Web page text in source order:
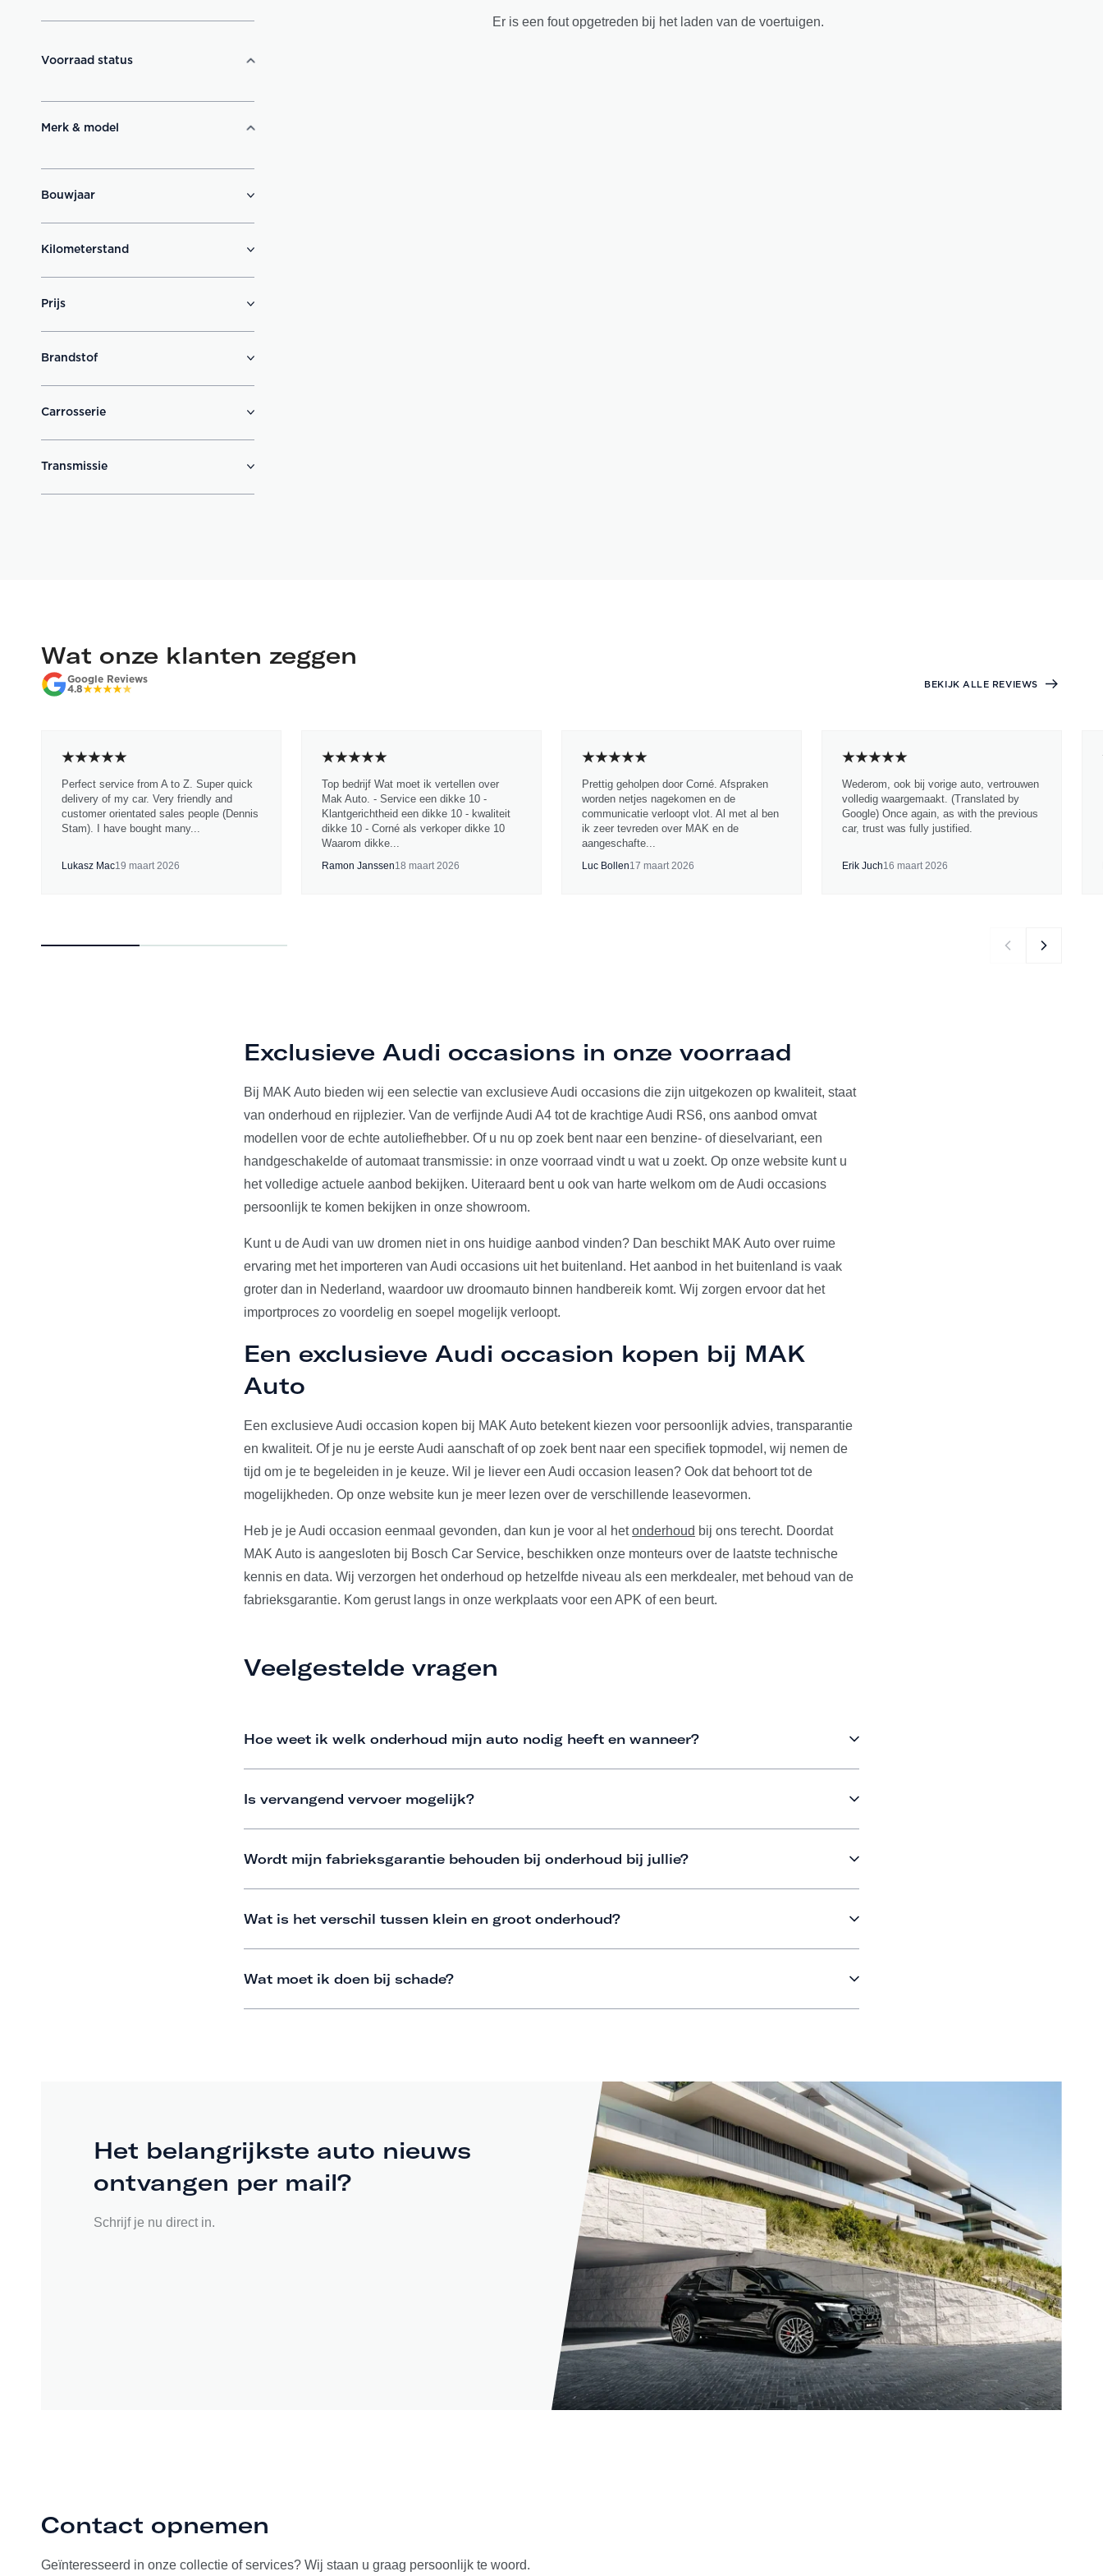
Voorraad status
Merk & model
Bouwjaar
Kilometerstand
Prijs
Brandstof
Carrosserie
Transmissie
Er is een fout opgetreden bij het laden van de voertuigen.
Wat onze klanten zeggen
Google Reviews
4.8
BEKIJK ALLE REVIEWS
Perfect service from A to Z. Super quick
delivery of my car. Very friendly and
customer orientated sales people (Dennis
Stam). I have bought many...
Lukasz Mac19 maart 2026
Top bedrijf Wat moet ik vertellen over
Mak Auto. - Service een dikke 10 -
Klantgerichtheid een dikke 10 - kwaliteit
dikke 10 - Corné als verkoper dikke 10
Waarom dikke...
Ramon Janssen18 maart 2026
Prettig geholpen door Corné. Afspraken
worden netjes nagekomen en de
communicatie verloopt vlot. Al met al ben
ik zeer tevreden over MAK en de
aangeschafte...
Luc Bollen17 maart 2026
Wederom, ook bij vorige auto, vertrouwen
volledig waargemaakt. (Translated by
Google) Once again, as with the previous
car, trust was fully justified.
Erik Juch16 maart 2026
Exclusieve Audi occasions in onze voorraad
Bij MAK Auto bieden wij een selectie van exclusieve Audi occasions die zijn uitgekozen op kwaliteit, staat
van onderhoud en rijplezier. Van de verfijnde Audi A4 tot de krachtige Audi RS6, ons aanbod omvat
modellen voor de echte autoliefhebber. Of u nu op zoek bent naar een benzine- of dieselvariant, een
handgeschakelde of automaat transmissie: in onze voorraad vindt u wat u zoekt. Op onze website kunt u
het volledige actuele aanbod bekijken. Uiteraard bent u ook van harte welkom om de Audi occasions
persoonlijk te komen bekijken in onze showroom.
Kunt u de Audi van uw dromen niet in ons huidige aanbod vinden? Dan beschikt MAK Auto over ruime
ervaring met het importeren van Audi occasions uit het buitenland. Het aanbod in het buitenland is vaak
groter dan in Nederland, waardoor uw droomauto binnen handbereik komt. Wij zorgen ervoor dat het
importproces zo voordelig en soepel mogelijk verloopt.
Een exclusieve Audi occasion kopen bij MAK
Auto
Een exclusieve Audi occasion kopen bij MAK Auto betekent kiezen voor persoonlijk advies, transparantie
en kwaliteit. Of je nu je eerste Audi aanschaft of op zoek bent naar een specifiek topmodel, wij nemen de
tijd om je te begeleiden in je keuze. Wil je liever een Audi occasion leasen? Ook dat behoort tot de
mogelijkheden. Op onze website kun je meer lezen over de verschillende leasevormen.
Heb je je Audi occasion eenmaal gevonden, dan kun je voor al hetonderhoud bij ons terecht. Doordat
MAK Auto is aangesloten bij Bosch Car Service, beschikken onze monteurs over de laatste technische
kennis en data. Wij verzorgen het onderhoud op hetzelfde niveau als een merkdealer, met behoud van de
fabrieksgarantie. Kom gerust langs in onze werkplaats voor een APK of een beurt.
Veelgestelde vragen
Hoe weet ik welk onderhoud mijn auto nodig heeft en wanneer?
Is vervangend vervoer mogelijk?
Wordt mijn fabrieksgarantie behouden bij onderhoud bij jullie?
Wat is het verschil tussen klein en groot onderhoud?
Wat moet ik doen bij schade?
Het belangrijkste auto nieuws
ontvangen per mail?
Schrijf je nu direct in.
Contact opnemen
Geïnteresseerd in onze collectie of services? Wij staan u graag persoonlijk te woord.